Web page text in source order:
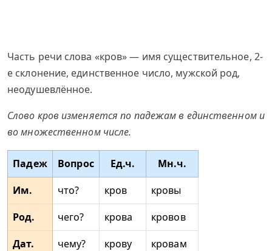
Часть речи слова «кров» — имя существительное, 2-
е склонение, единственное число, мужской род,
неодушевлённое.
Слово кров изменяется по падежам в единственном и
во множественном числе.
Падеж Вопрос Ед.ч.
Мн.ч.
Им.
что? кров
кровы
Род.
чего? крова
кровов
Дат.
чему? крову
кровам